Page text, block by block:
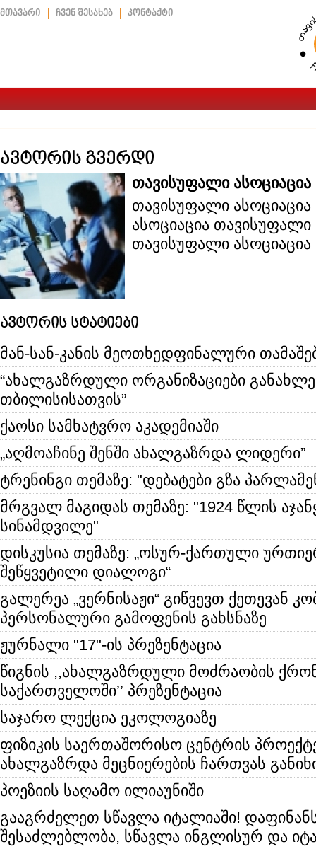
მთავარი ჩვენ შესახებ კონტაქტი
ავტორის გვერდი
თავისუფალი ასოციაცია
თავისუფალი
ასოციაცია თავისუფალი
თავისუფალი ასოციაცია
ავტორის სტატიები
მან-სან-კანის მეოთხედფინალური
“ახალგაზრდული ორგანიზაციები
თბილისისათვის”
ქაოსი სამხატვრო აკადემიაში
„აღმოაჩინე შენში ახალგაზრდა ლიდერი”
ტრენინგი თემაზე: "დებატები გზა
მრგვალ მაგიდას თემაზე: "1924 წლის
სინამდვილე"
დისკუსია თემაზე: „ოსურ-ქართული
შეწყვეტილი დიალოგი“
გალერეა „ვერნისაჟი“ გიწვევთ ქეთევან
პერსონალური გამოფენის გახსნაზე
ჟურნალი "17"-ის პრეზენტაცია
წიგნის ,,ახალგაზრდული მოძრაობის
საქართველოში’’ პრეზენტაცია
საჯარო ლექცია ეკოლოგიაზე
ფიზიკის საერთაშორისო ცენტრის
ახალგაზრდა მეცნიერების ჩართვას
პოეზიის საღამო ილიაუნიში
გააგრძელეთ სწავლა იტალიაში!
შესაძლებლობა, სწავლა ინგლისურ და